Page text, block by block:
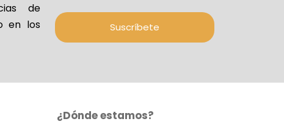
de
en los
Suscríbete
¿Dónde estamos?